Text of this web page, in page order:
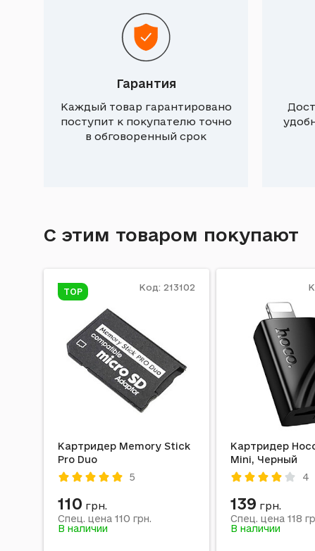
Гарантия
Каждый товар гарантировано
поступит к покупателю точно
в обговоренный срок
С этим товаром покупают
TOP
Картридер Memory Stick
Pro Duo
5
Код: 213102
110 грн.
Спец. цена 110 грн.
В наличии
Картридер
Mini, Черный
4
139 грн.
Спец. цена 118
В наличии